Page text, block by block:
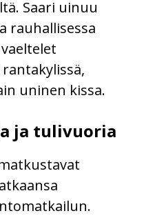
Saari uinuu
rauhallisessa
uninen kissa.
ja tulivuoria